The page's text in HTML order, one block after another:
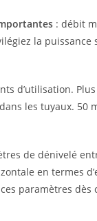
: débit
la puissance
d’utilisation.
les tuyaux. 50
de dénivelé
en termes
paramètres